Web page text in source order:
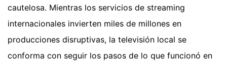
cautelosa. Mientras los servicios de streaming
internacionales invierten miles de millones en
producciones disruptivas, la televisión local se
conforma con seguir los pasos de lo que funcionó en